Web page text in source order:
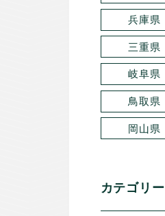
兵庫県
三重県
岐阜県
鳥取県
岡山県
カテゴリー